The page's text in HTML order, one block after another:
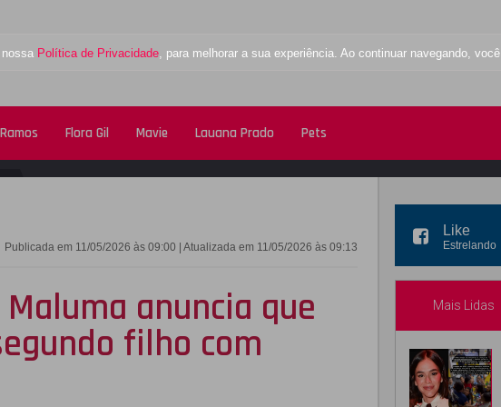
Política de Privacidade, para melhorar a sua experiência. Ao continuar navegando,
Flora Gil Mavie Lauana Prado Pets
Publicada em 11/05/2026 às 09:00 | Atualizada em 11/05/2026 às 09:13
anuncia que
filho com
Like
Estrelando
Mais Lidas